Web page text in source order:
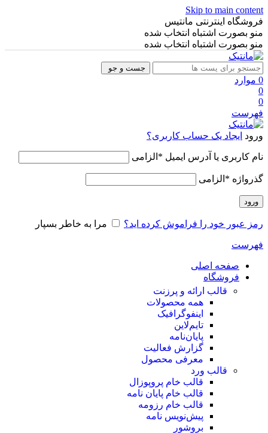
Skip to main content
فروشگاه اینترنتی مانتیس
منو بصورت اشتباه انتخاب شده
منو بصورت اشتباه انتخاب شده
جست و جو
0 موارد
0
0
فهرست
ورود ایجاد یک حساب کاربری؟
نام کاربری یا آدرس ایمیل * الزامی
گذرواژه * الزامی
ورود
رمز عبور خود را فراموش کرده اید؟ مرا به خاطر بسپار
فهرست
صفحه اصلی
فروشگاه
قالب ارائه و پرزنت
همه محصولات
اینفوگرافیک
تایم‌لاین
پایان‌نامه
گزارش فعالیت
معرفی محصول
قالب ورد
قالب خام پروپوزال
قالب خام پایان نامه
قالب خام رزومه
پیش‌نویس نامه
بروشور